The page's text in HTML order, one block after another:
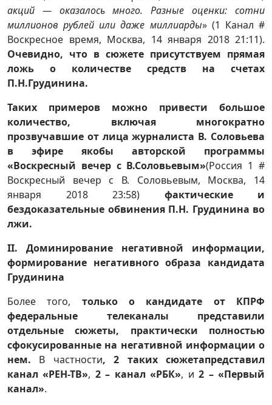
акций — оказалось много. Разные оценки: сотни
миллионов рублей или даже миллиарды» (1 Канал #
Воскресное время, Москва, 14 января 2018 21:11).
Очевидно, что в сюжете присутствуем прямая
ложь о количестве средств на счетах
П.Н.Грудинина.
Таких примеров можно привести большое
количество, включая многократно
прозвучавшие от лица журналиста В. Соловьева
в эфире якобы авторской программы
«Воскресный вечер с В.Соловьевым»(Россия 1 #
Воскресный вечер с В. Соловьевым, Москва, 14
января 2018 23:58) фактические и
бездоказательные обвинения П.Н. Грудинина во
лжи.
II. Доминирование негативной информации,
формирование негативного образа кандидата
Грудинина
Более того, только о кандидате от КПРФ
федеральные телеканалы представили
отдельные сюжеты, практически полностью
сфокусированные на негативной информации о
нем. В частности, 2 таких сюжетапредставил
канал «РЕН-ТВ», 2 – канал «РБК», и2 – «Первый
канал».